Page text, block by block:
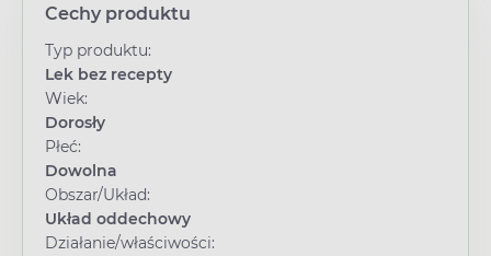
Cechy produktu
Typ produktu:
Lek bez recepty
Wiek:
Dorosły
Płeć:
Dowolna
Obszar/Układ:
Układ oddechowy
Działanie/właściwości: